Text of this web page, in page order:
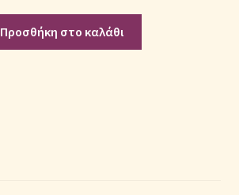
Προσθήκη στο καλάθι